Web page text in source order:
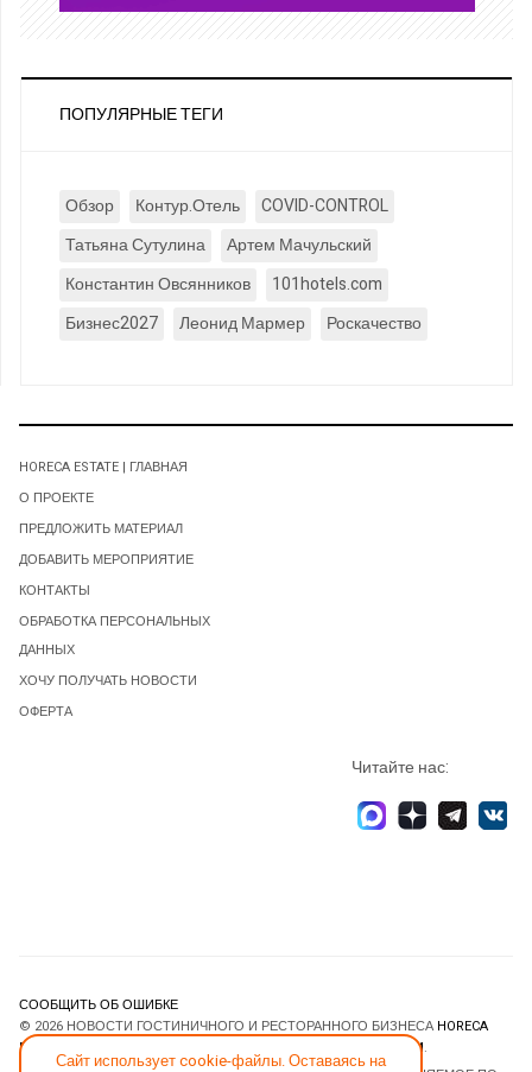
ПОПУЛЯРНЫЕ ТЕГИ
Обзор Контур.Отель
COVID-CONTROL
Татьяна Сутулина
Артем Мачульский
Константин Овсянников
101hotels.com
Бизнес2027
Леонид Мармер Роскачество
Сайт использует cookie-файлы. Оставаясь на
HORECA ESTATE | ГЛАВНАЯ
О ПРОЕКТЕ
ПРЕДЛОЖИТЬ МАТЕРИАЛ
ДОБАВИТЬ МЕРОПРИЯТИЕ
КОНТАКТЫ
ОБРАБОТКА ПЕРСОНАЛЬНЫХ
ДАННЫХ
ХОЧУ ПОЛУЧАТЬ НОВОСТИ
ОФЕРТА
Читайте нас:
СООБЩИТЬ ОБ ОШИБКЕ
© 2026 НОВОСТИ ГОСТИНИЧНОГО И РЕСТОРАННОГО БИЗНЕСА HORECA
ESTATE
JOOMLART.COM.